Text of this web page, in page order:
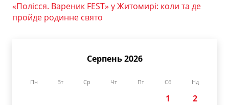
«Полісся. Вареник FEST» у Житомирі: коли та де
пройде родинне свято
Серпень 2026
Пн Вт Ср Чт Пт Сб Нд
1
2